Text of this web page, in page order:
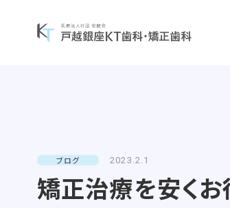
診療コンセプト 選ばれ
予防歯科
矯正治療症例について
ブログ 2023.2.1
矯正治療を安くお